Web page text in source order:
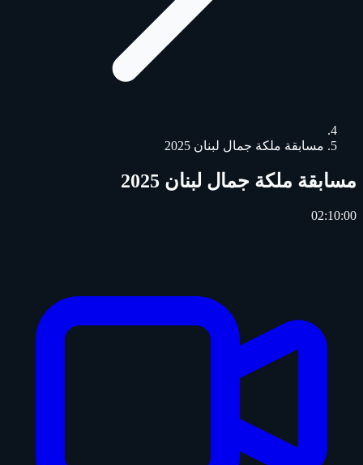
مسابقة ملكة جمال لبنان 2025
مسابقة ملكة جمال لبنان 2025
02:10:00